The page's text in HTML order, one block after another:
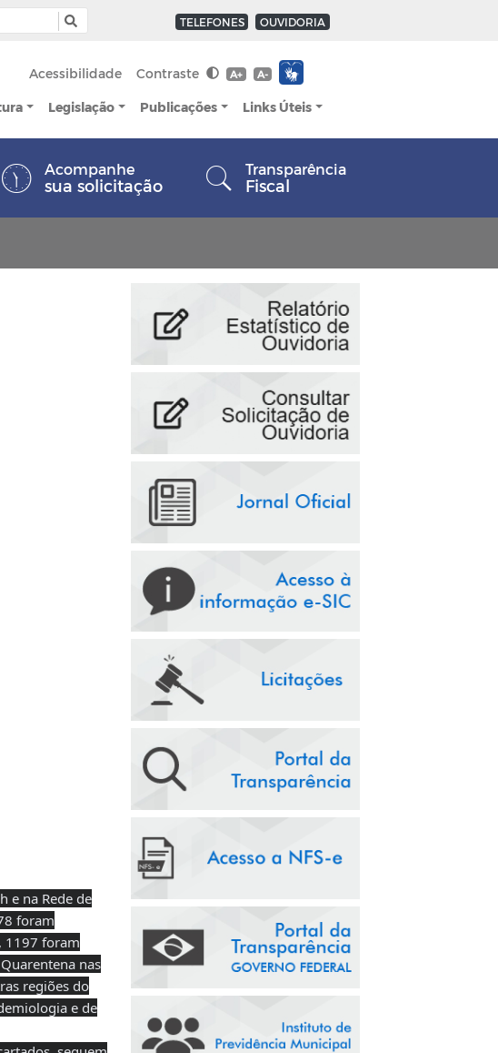
TELEFONES OUVIDORIA
Acessibilidade Contraste A+ A-
Legislação Publicações Links Úteis
Acompanhe
sua solicitação
Transparência
Fiscal
e na Rede de
foram
1197 foram
nas
regiões do
e de